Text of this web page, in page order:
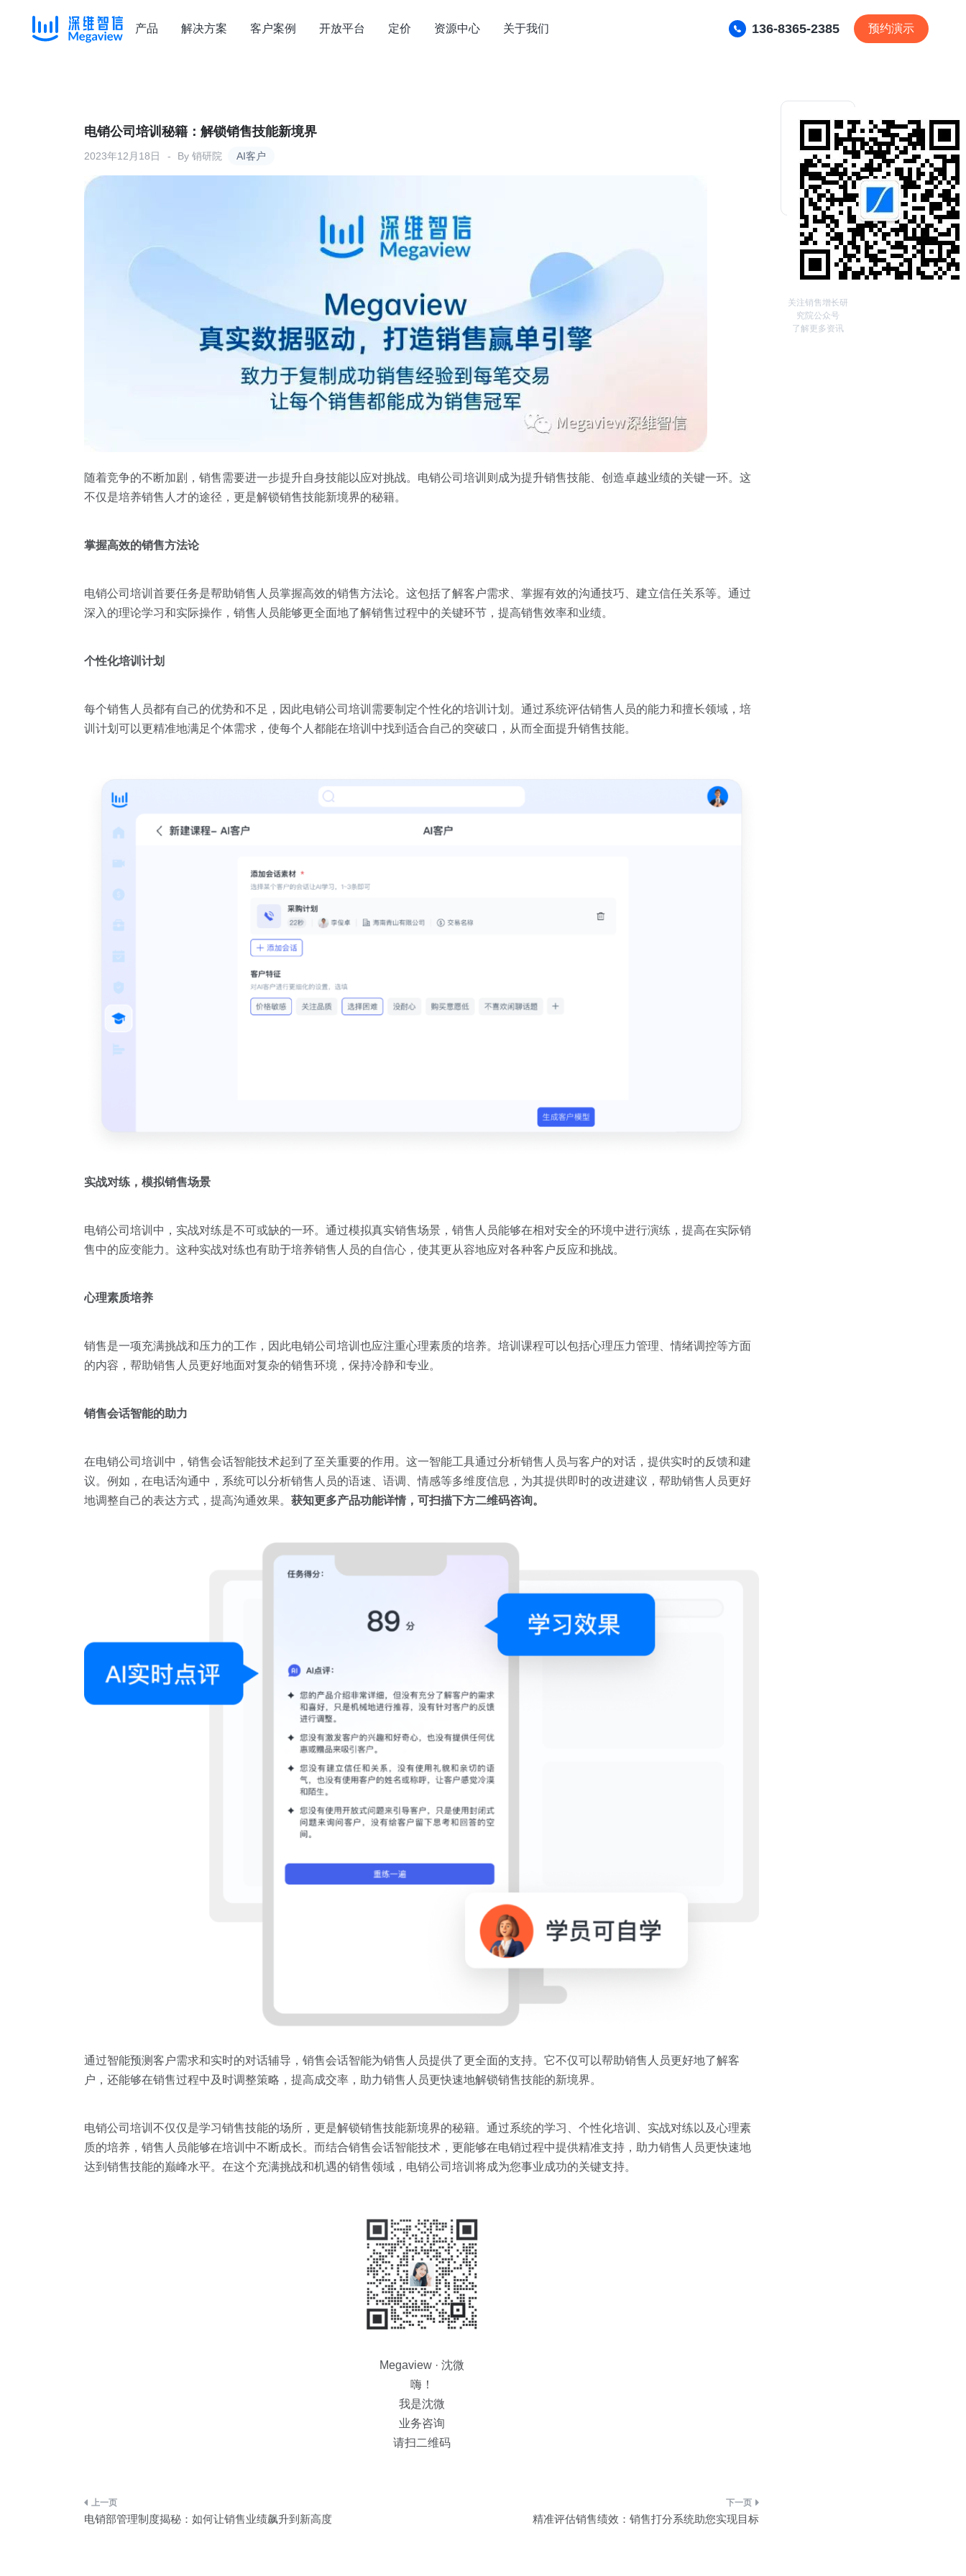
产品 解决方案 客户案例 开放平台 定价 资源中心 关于我们 136-8365-2385 预约演示
AI客户
电销公司培训秘籍：解锁销售技能新境界
2023年12月18日 By 销研院
随着竞争的不断加剧，销售需要进一步提升自身技能以应对挑战。电销公司培训则成为提升销售技能、创造卓越业绩的关键一环。这
不仅是培养销售人才的途径，更是解锁销售技能新境界的秘籍。
掌握高效的销售方法论
电销公司培训首要任务是帮助销售人员掌握高效的销售方法论。这包括了解客户需求、掌握有效的沟通技巧、建立信任关系等。通过
深入的理论学习和实际操作，销售人员能够更全面地了解销售过程中的关键环节，提高销售效率和业绩。
个性化培训计划
每个销售人员都有自己的优势和不足，因此电销公司培训需要制定个性化的培训计划。通过系统评估销售人员的能力和擅长领域，培
训计划可以更精准地满足个体需求，使每个人都能在培训中找到适合自己的突破口，从而全面提升销售技能。
实战对练，模拟销售场景
电销公司培训中，实战对练是不可或缺的一环。通过模拟真实销售场景，销售人员能够在相对安全的环境中进行演练，提高在实际销
售中的应变能力。这种实战对练也有助于培养销售人员的自信心，使其更从容地应对各种客户反应和挑战。
心理素质培养
销售是一项充满挑战和压力的工作，因此电销公司培训也应注重心理素质的培养。培训课程可以包括心理压力管理、情绪调控等方面
的内容，帮助销售人员更好地面对复杂的销售环境，保持冷静和专业。
销售会话智能的助力
在电销公司培训中，销售会话智能技术起到了至关重要的作用。这一智能工具通过分析销售人员与客户的对话，提供实时的反馈和建
议。例如，在电话沟通中，系统可以分析销售人员的语速、语调、情感等多维度信息，为其提供即时的改进建议，帮助销售人员更好
地调整自己的表达方式，提高沟通效果。 获知更多产品功能详情，可扫描下方二维码咨询。
通过智能预测客户需求和实时的对话辅导，销售会话智能为销售人员提供了更全面的支持。它不仅可以帮助销售人员更好地了解客
户，还能够在销售过程中及时调整策略，提高成交率，助力销售人员更快速地解锁销售技能的新境界。
电销公司培训不仅仅是学习销售技能的场所，更是解锁销售技能新境界的秘籍。通过系统的学习、个性化培训、实战对练以及心理素
质的培养，销售人员能够在培训中不断成长。而结合销售会话智能技术，更能够在电销过程中提供精准支持，助力销售人员更快速地
达到销售技能的巅峰水平。在这个充满挑战和机遇的销售领域，电销公司培训将成为您事业成功的关键支持。
Megaview · 沈微
嗨！
我是沈微
业务咨询
请扫二维码
文
电销部管理制度揭秘：如何让销售业绩飙升到新高度 精准评估销售绩效：销售打分系统助您实现目标
关注销售增长研
究院公众号
了解更多资讯